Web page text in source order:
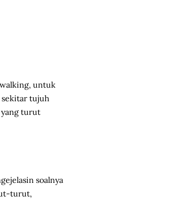
untuk
tujuh
yang turut
soalnya
turut,